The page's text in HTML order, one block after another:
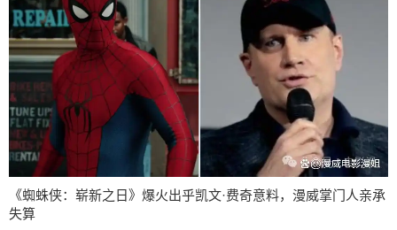
《蜘蛛侠：崭新之日》爆火出乎凯文·费奇意料，漫威掌门人亲承
失算